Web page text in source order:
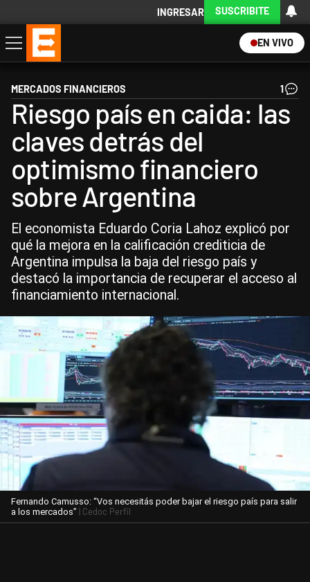
INGRESAR SUSCRIBITE
EN VIVO
Economía
Política
Internacional
Actualidad
Descargá la App
MERCADOS FINANCIEROS 1
Riesgo país en caida: las
claves detrás del
optimismo financiero
sobre Argentina
El economista Eduardo Coria Lahoz explicó por
qué la mejora en la calificación crediticia de
Argentina impulsa la baja del riesgo país y
destacó la importancia de recuperar el acceso al
financiamiento internacional.
Fernando Camusso: “Vos necesitás poder bajar el riesgo país para salir
a los mercados” | Cedoc Perfil